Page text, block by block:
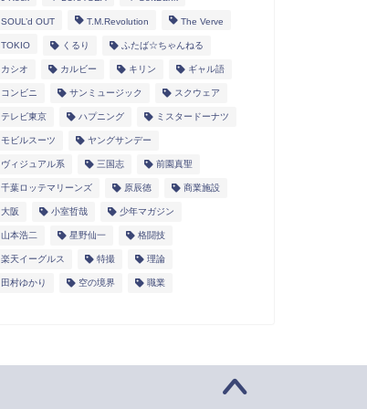
SOUL’d OUT T.M.Revolution The Verve
TOKIO くるり ふたば☆ちゃんねる
カシオ カルビー キリン ギャル語
コンビニ サンミュージック スクウェア
テレビ東京 ハプニング ミスタードーナツ
モビルスーツ ヤングサンデー
ヴィジュアル系 三国志 前園真聖
千葉ロッテマリーンズ 原辰徳 商業施設
大阪 小室哲哉 少年マガジン
山本浩二 星野仙一 格闘技
楽天イーグルス 特撮 理論
田村ゆかり 空の境界 職業